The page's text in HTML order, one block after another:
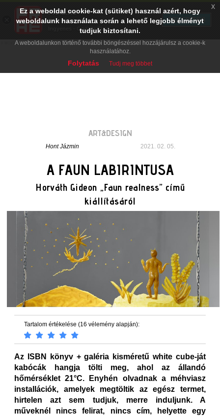
ART&DESIGN
Hont Jázmin 2021. 02. 05.
A FAUN LABIRINTUSA
Horváth Gideon „Faun realness” című
kiállításáról
Tartalom értékelése (16 vélemény alapján):
Az ISBN könyv + galéria kisméretű white cube-ját
kabócák hangja tölti meg, ahol az állandó
hőmérséklet 21°C. Enyhén olvadnak a méhviasz
installációk, amelyek megtöltik az egész termet,
hirtelen azt sem tudjuk, merre induljunk. A
műveknél nincs felirat, nincs cím, helyette egy
Ez a weboldal cookie-kat (sütiket) használ azért, hogy
weboldalunk használata során a lehető legjobb élményt
tudjuk biztosítani.
A weboldalunkon történő további böngészéssel hozzájárulsz a cookie-k
használatához.
Folytatás Tudj meg többet
x
PRAE.HU
Digital Evolution
Ingyenes - Google Play
TELEPÍTÉS